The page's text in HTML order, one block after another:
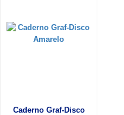
Caderno Graf-Disco